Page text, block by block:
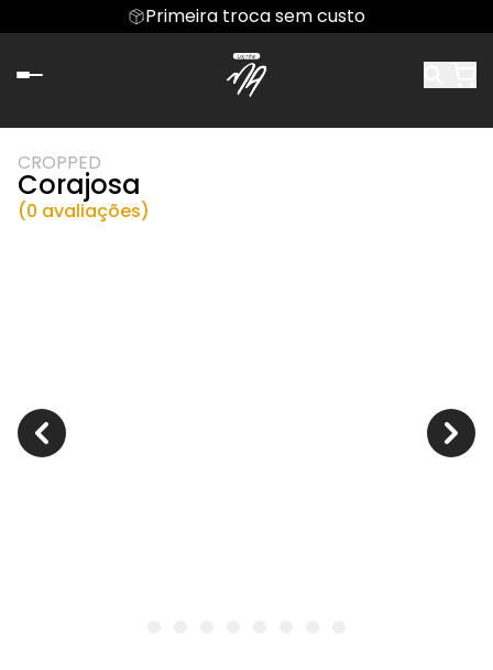
Primeira troca sem custo
CROPPED
Corajosa
(0 avaliações)